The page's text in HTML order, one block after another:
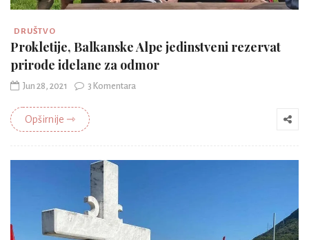
DRUŠTVO
Prokletije, Balkanske Alpe jedinstveni rezervat
prirode idelane za odmor
Jun 28, 2021 3 Komentara
Opširnije ⇾